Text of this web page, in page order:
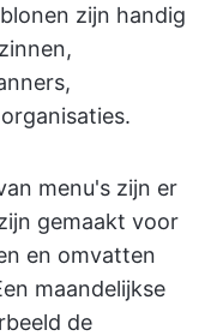
zijn handig
menu's zijn er
gemaakt voor
en omvatten
maandelijkse
de